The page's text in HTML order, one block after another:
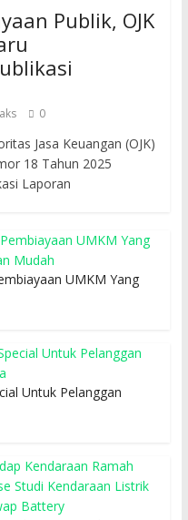
Publik, OJK
0
Jasa Keuangan (OJK)
18 Tahun 2025
Laporan
UMKM Yang
Untuk Pelanggan